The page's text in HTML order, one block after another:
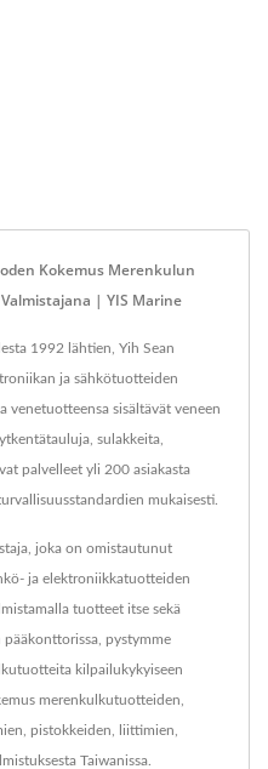
Kokemus Merenkulun
| YIS Marine
1992 lähtien, Yih Sean
ja sähkötuotteiden
venetuotteensa sisältävät veneen
sulakkeita,
palvelleet yli 200 asiakasta
mukaisesti.
joka on omistautunut
ja elektroniikkatuotteiden
tuotteet itse sekä
pystymme
kilpailukykyiseen
merenkulkutuotteiden,
pistokkeiden, liittimien,
Taiwanissa.